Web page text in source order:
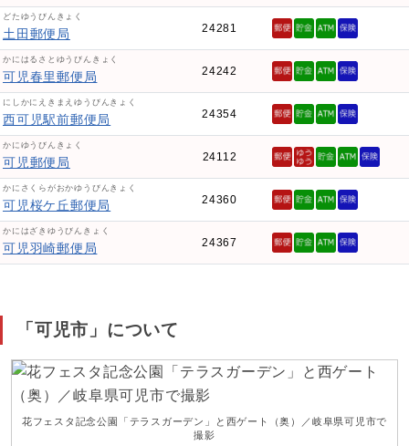
どたゆうびんきょく
土田郵便局 24281
かにはるさとゆうびんきょく
可児春里郵便局 24242
にしかにえきまえゆうびんきょく
西可児駅前郵便局 24354
かにゆうびんきょく
可児郵便局 24112
かにさくらがおかゆうびんきょく
可児桜ケ丘郵便局 24360
かにはざきゆうびんきょく
可児羽崎郵便局 24367
「可児市」について
花フェスタ記念公園「テラスガーデン」と西ゲート（奥）／岐阜県可児市で
撮影